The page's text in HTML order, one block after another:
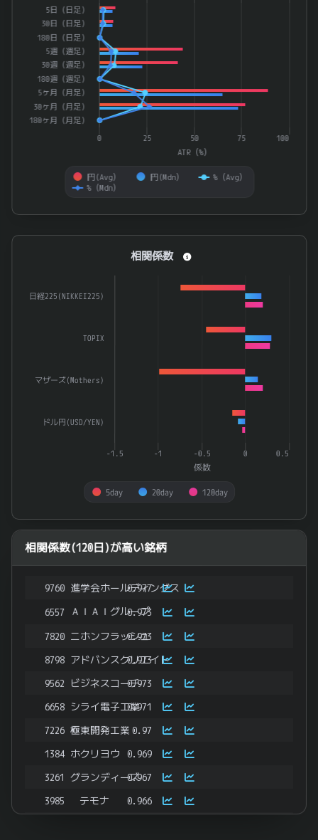
The chart has 2 Y axes displaying ATR（%） and ATR（円）.
ATR（%）
円(Avg） 円(Mdn）
%（Avg）
%（Mdn）
5日（日足）
30日（日足）
180日（日足）
5週（週足）
30週（週足）
180週（週足）
5ヶ月（月足）
30ヶ月（月足）
180ヶ月（月足）
0 100
25 50 75
End of interactive chart.
Bar chart with 3 data series.
The chart has 1 X axis displaying categories.
係数
5day 20day 120day
日経225(NIKKEI225)
TOPIX
マザーズ(Mothers)
ドル円(USD/YEN)
-1 -0.5 0 0.5
-1.5
相関係数
End of interactive chart.
相関係数(120日)が高い銘柄
9760 進学会ホールディングス
0.977
6557 ＡＩＡＩグループ
0.973
7820 ニホンフラッシュ
0.973
8798 アドバンスクリエイト
0.973
9562 ビジネスコーチ0.973
6658 シライ電子工業0.971
7226 極東開発工業 0.97
1384 ホクリヨウ 0.969
3261 グランディーズ0.967
3985 テモナ 0.966